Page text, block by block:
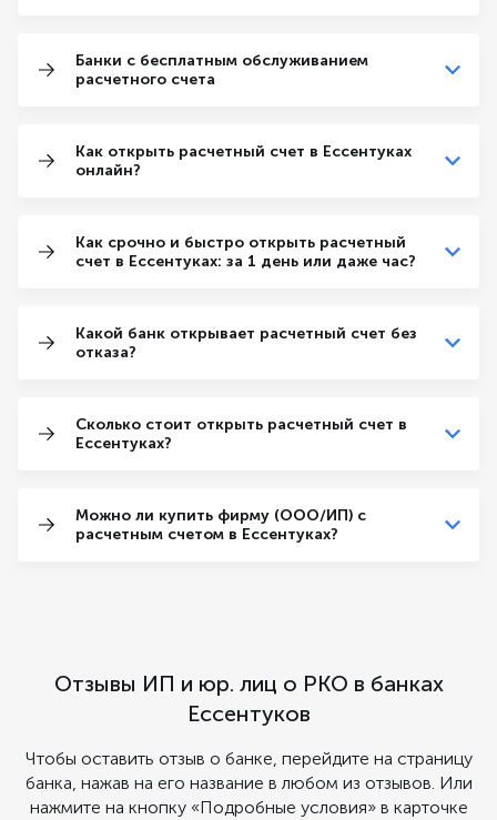
Банки с бесплатным обслуживанием
расчетного счета
Как открыть расчетный счет в Ессентуках
онлайн?
Как срочно и быстро открыть расчетный
счет в Ессентуках: за 1 день или даже час?
Какой банк открывает расчетный счет без
отказа?
Сколько стоит открыть расчетный счет в
Ессентуках?
Можно ли купить фирму (ООО/ИП) с
расчетным счетом в Ессентуках?
Отзывы ИП и юр. лиц о РКО в банках
Ессентуков
Чтобы оставить отзыв о банке, перейдите на страницу
банка, нажав на его название в любом из отзывов. Или
нажмите на кнопку «Подробные условия» в карточке